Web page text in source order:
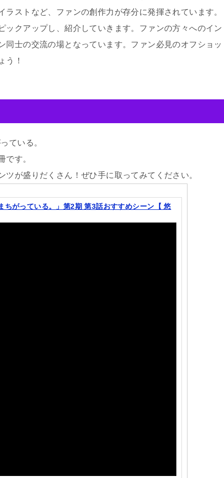
ストなど、ファンの創作力が存分に発揮されています。
ックアップし、紹介していきます。ファンの方々へのイン
同士の交流の場となっています。ファン必見のオフショッ
う！
ている。
です。
が盛りだくさん！ぜひ手に取ってみてください。
がっている。」第2期 第3話おすすめシーン【 悠